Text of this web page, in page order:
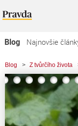
Blog
Najnovšie
Najčítanejšie články
Najkomentovanejšie
Zoznam blogov
Komerčné blogy
Blog > Z tvůrčího života